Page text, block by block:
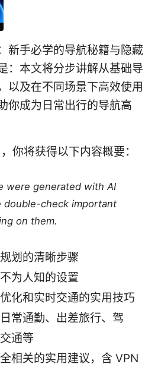
新手必学的导航秘籍与隐藏
：本文将分步讲解从基础导
以及在不同场景下高效使用
你成为日常出行的导航高
你将获得以下内容概要：
were generated with AI
double-check important
on them.
划的清晰步骤
为人知的设置
化和实时交通的实用技巧
常通勤、出差旅行、驾
通等
相关的实用建议，含 VPN